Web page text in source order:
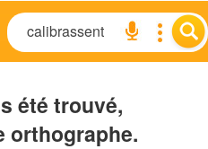
été trouvé,
orthographe.